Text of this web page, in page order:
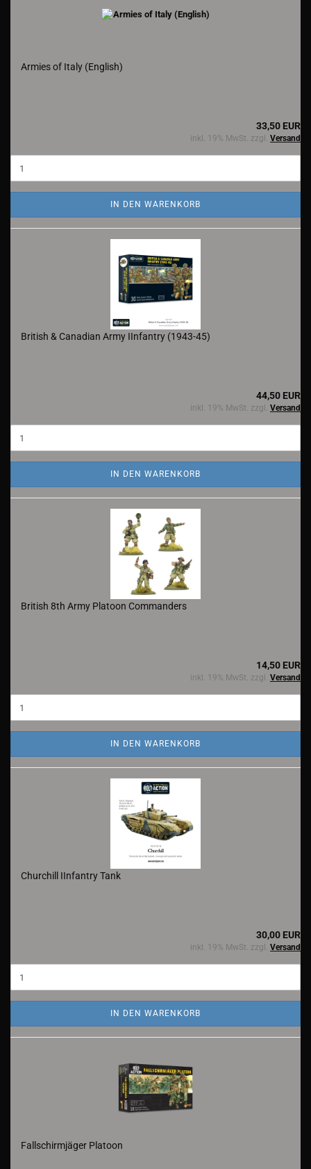
Armies of Italy (English)
33,50 EUR
inkl. 19% MwSt. zzgl. Versand
IN DEN WARENKORB
British & Canadian Army IInfantry (1943-45)
44,50 EUR
inkl. 19% MwSt. zzgl. Versand
IN DEN WARENKORB
British 8th Army Platoon Commanders
14,50 EUR
inkl. 19% MwSt. zzgl. Versand
IN DEN WARENKORB
Churchill IInfantry Tank
30,00 EUR
inkl. 19% MwSt. zzgl. Versand
IN DEN WARENKORB
Fallschirmjäger Platoon